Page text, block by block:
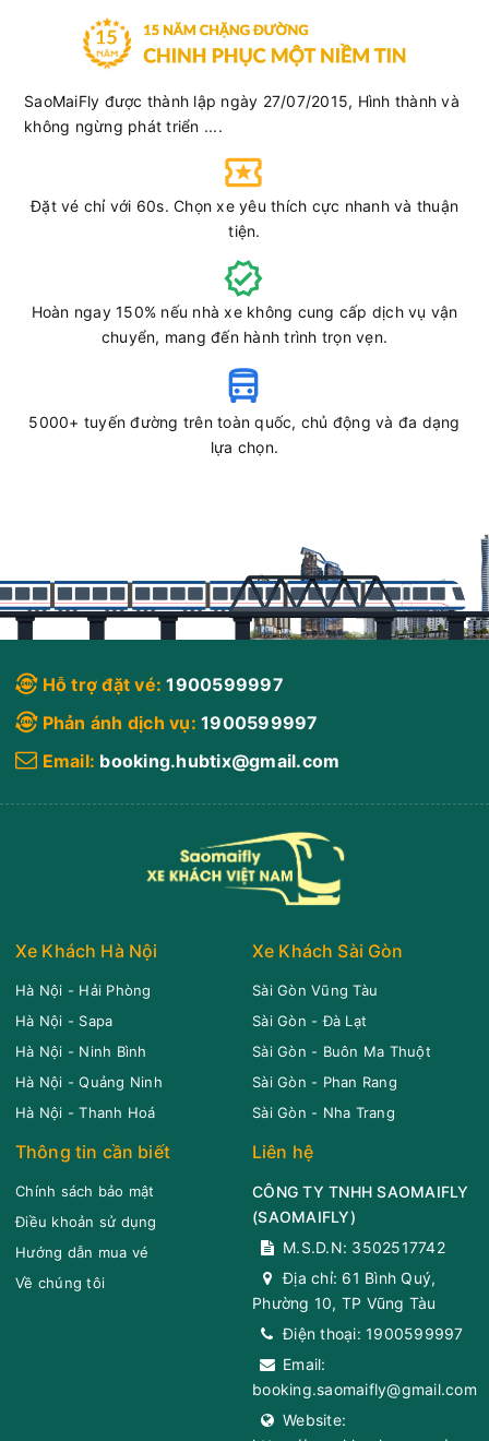
Vũng Tàu
Hoa Mai Ghế ngồi 10 chỗ
Giá vé: 180.000 Còn trống:9 Chọn mua
10/08
Văn phòng Hoa Mai
Bến xe Miền
Giá vé:180.000 Còn trống: 15 Chọn mua
08:0010/08/2026 10/0810:15(2 giờ 15 phút)
Văn phòng Hoa Mai
Vũng Tàu
Hoa Mai
10/08/2026 10/08 10:30 (2 giờ 30 phút)
Văn phòng
Hoa Mai Limousine 9 chỗ
Giá vé:230.000 Còn trống:9 Chọn mua
08:0010/08/2026 10/0810:15 (2 giờ 15 phút)
Văn phòng Hoa Mai
Vũng Tàu
Văn phòng Miền
Đông
Hoa Mai Ghế ngồi 10 chỗ
Giá vé:180.000 Còn trống:9 Chọn mua
Bến xe Miền
Đông mới
Ghế ngồi 10 chỗ
SaoMaiFly được thành lập ngày 27/07/2015, Hình thành và
không ngừng phát triển ....
Đặt vé chỉ với 60s. Chọn xe yêu thích cực nhanh và thuận
tiện.
Hoàn ngay 150% nếu nhà xe không cung cấp dịch vụ vận
chuyển, mang đến hành trình trọn vẹn.
5000+ tuyến đường trên toàn quốc, chủ động và đa dạng
lựa chọn.
Hỗ trợ đặt vé: 1900599997
Phản ánh dịch vụ: 1900599997
Email: booking.hubtix@gmail.com
Xe Khách Hà Nội
Hà Nội - Hải Phòng
Hà Nội - Sapa
Hà Nội - Ninh Bình
Hà Nội - Quảng Ninh
Hà Nội - Thanh Hoá
Xe Khách Sài Gòn
Sài Gòn Vũng Tàu
Sài Gòn - Đà Lạt
Sài Gòn - Buôn Ma Thuột
Sài Gòn - Phan Rang
Sài Gòn - Nha Trang
Thông tin cần biết
Chính sách bảo mật
Điều khoản sử dụng
Hướng dẫn mua vé
Về chúng tôi
Liên hệ
CÔNG TY TNHH SAOMAIFLY
(SAOMAIFLY)
M.S.D.N: 3502517742
Địa chỉ: 61 Bình Quý,
Phường 10, TP Vũng Tàu
Điện thoại: 1900599997
Email:
booking.saomaifly@gmail.com
Website: